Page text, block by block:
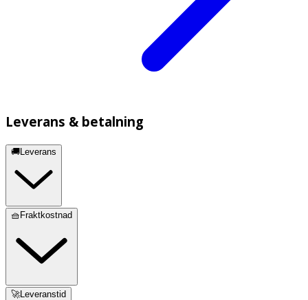
Leverans & betalning
🚚Leverans
🧺Fraktkostnad
🚀Leveranstid